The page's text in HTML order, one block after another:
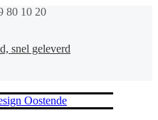
80 10 20
snel geleverd